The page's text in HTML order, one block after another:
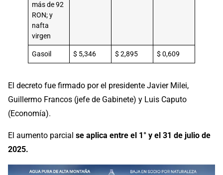
más de 92
RON; y
nafta
virgen
Gasoil $ 5,346 $ 2,895 $ 0,609
El decreto fue firmado por el presidente Javier Milei,
Guillermo Francos (jefe de Gabinete) y Luis Caputo
(Economía).
El aumento parcial se aplica entre el 1° y el 31 de julio de
2025.